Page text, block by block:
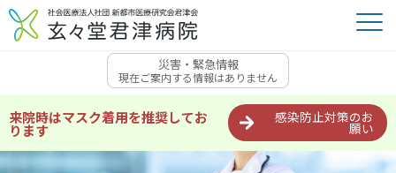
災害・緊急情報
現在ご案内する情報はありません
来院時はマスク着用を推奨してお
ります
感染防止対策のお
願い